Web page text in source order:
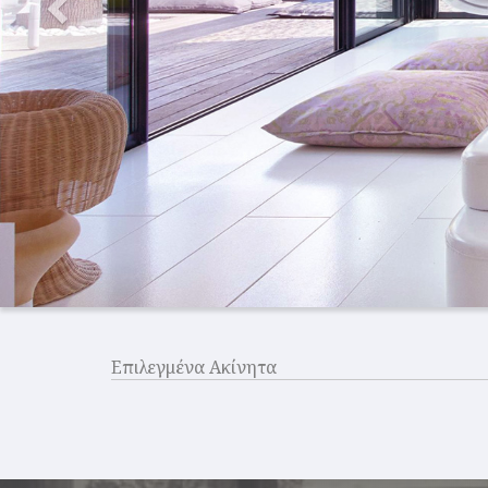
Επιλεγμένα Ακίνητα